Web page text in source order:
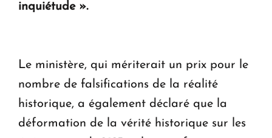
inquiétude ».
Le ministère, qui mériterait un prix pour le
nombre de falsifications de la réalité
historique, a également déclaré que la
déformation de la vérité historique sur les